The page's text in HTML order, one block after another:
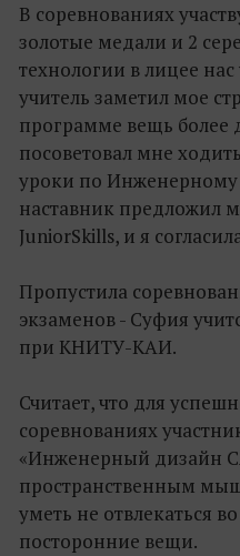
В соревнованиях
золотые медали и 2
технологии в лицее
учитель заметил мое
программе вещь более
посоветовал мне
уроки по
наставник предложил
JuniorSkills, и я
Пропустила
экзаменов - Суфия
при КНИТУ-КАИ.
Считает, что для
соревнованиях
«Инженерный дизайн
пространственным
уметь не отвлекаться
посторонние вещи.